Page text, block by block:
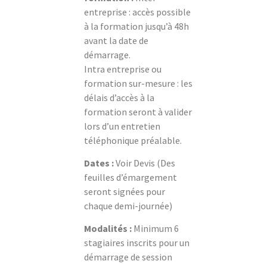
entreprise : accès possible
à la formation jusqu’à 48h
avant la date de
démarrage.
Intra entreprise ou
formation sur-mesure : les
délais d’accès à la
formation seront à valider
lors d’un entretien
téléphonique préalable.
Dates :Voir Devis (Des
feuilles d’émargement
seront signées pour
chaque demi-journée)
Modalités : Minimum 6
stagiaires inscrits pour un
démarrage de session